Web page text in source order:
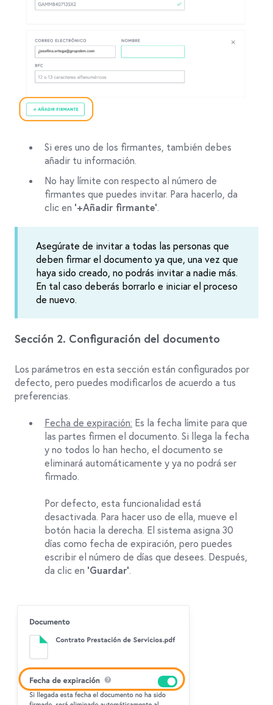
Si eres uno de los firmantes, también debes
añadir tu información.
No hay límite con respecto al número de
firmantes que puedes invitar. Para hacerlo, da
clic en ‘+Añadir firmante’.
Asegúrate de invitar a todas las personas que
deben firmar el documento ya que, una vez que
haya sido creado, no podrás invitar a nadie más.
En tal caso deberás borrarlo e iniciar el proceso
de nuevo.
Sección 2. Configuración del documento
Los parámetros en esta sección están configurados por
defecto, pero puedes modificarlos de acuerdo a tus
preferencias.
Fecha de expiración: Es la fecha límite para que
las partes firmen el documento. Si llega la fecha
y no todos lo han hecho, el documento se
eliminará automáticamente y ya no podrá ser
firmado.
Por defecto, esta funcionalidad está
desactivada. Para hacer uso de ella, mueve el
botón hacia la derecha. El sistema asigna 30
días como fecha de expiración, pero puedes
escribir el número de días que desees. Después,
da clic en ‘Guardar’.